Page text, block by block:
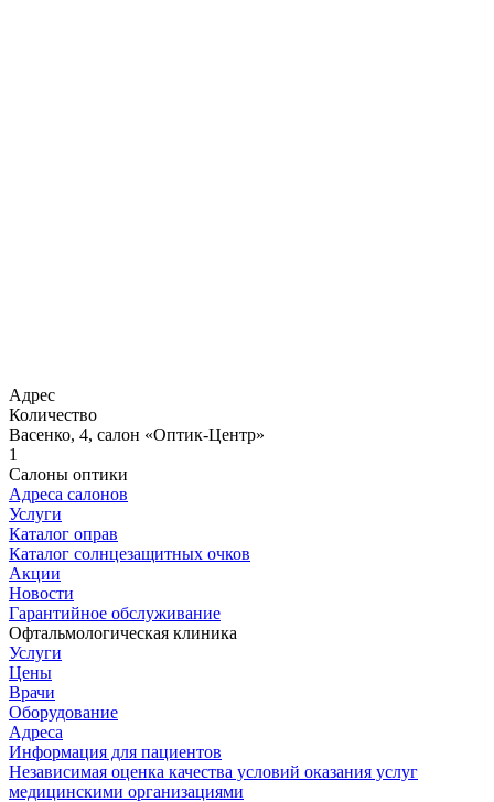
Адрес
Количество
Васенко, 4, салон «Оптик-Центр»
1
Салоны оптики
Адреса салонов
Услуги
Каталог оправ
Каталог солнцезащитных очков
Акции
Новости
Гарантийное обслуживание
Офтальмологическая клиника
Услуги
Цены
Врачи
Оборудование
Адреса
Информация для пациентов
Независимая оценка качества условий оказания услуг
медицинскими организациями